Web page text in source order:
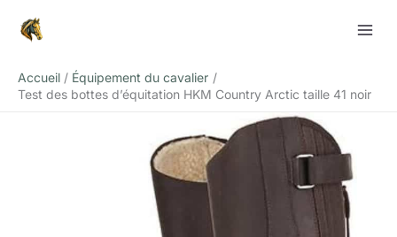
Accueil
Équipement du cavalier
Test des bottes d’équitation HKM Country Arctic taille 41 noir